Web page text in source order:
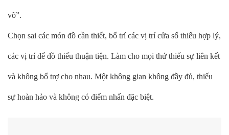
võ”.
Chọn sai các món đồ cần thiết, bố trí các vị trí cửa sổ thiếu hợp lý,
các vị trí để đồ thiếu thuận tiện. Làm cho mọi thứ thiếu sự liên kết
và không bổ trợ cho nhau. Một không gian không đầy đủ, thiếu
sự hoàn hảo và không có điểm nhấn đặc biệt.